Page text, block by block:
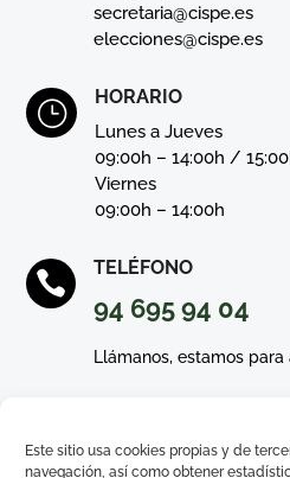
Este sitio usa cookies propias y de
navegación, así como obtener
secretaria@cispe.es
elecciones@cispe.es
}
HORARIO
Lunes a Jueves
09:00h – 14:00h /
Viernes
09:00h – 14:00h

TELÉFONO
94 695 94 04
Llámanos, estamos para